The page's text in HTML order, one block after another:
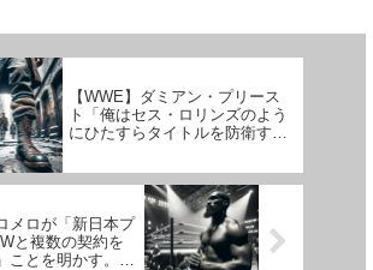
リスチャン
は望んでいたものではありませ
【WWE】ダミアン・プリース
ト「俺はセス・ロリンズのよう
にひたすらタイトルを防衛する
メロが「新日本プ
と複数の契約を
ことを明かす。